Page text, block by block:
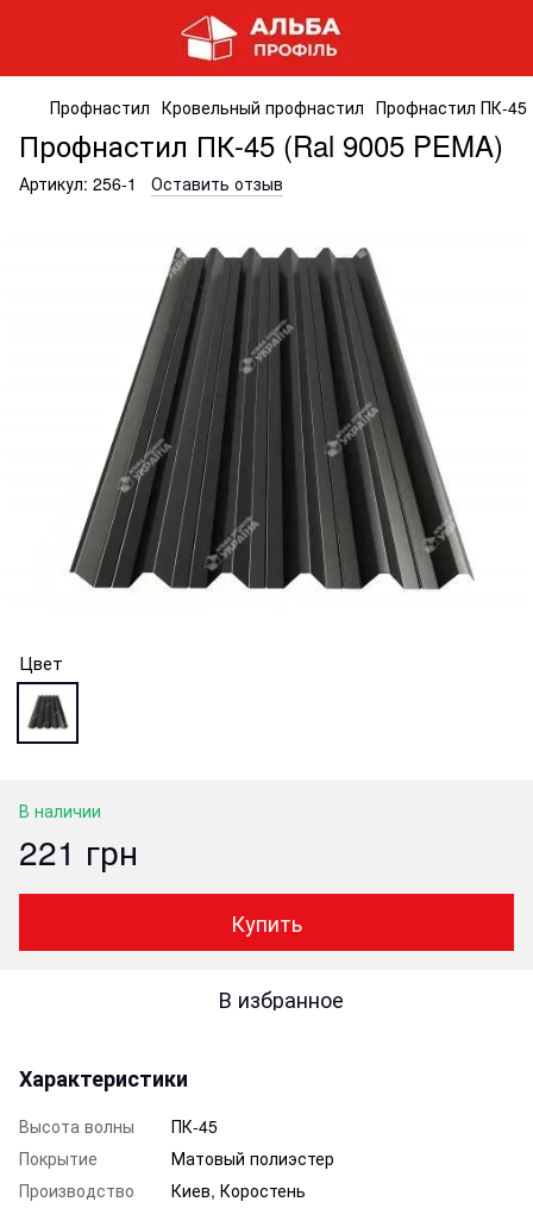
Профнастил Кровельный профнастил Профнастил ПК-45
Профнастил ПК-45 (Ral 9005 PEMA)
Артикул: 256-1 Оставить отзыв
Цвет
В наличии
221 грн
Купить
В избранное
Характеристики
Высота волны
ПК-45
Покрытие
Матовый полиэстер
Производство
Киев, Коростень